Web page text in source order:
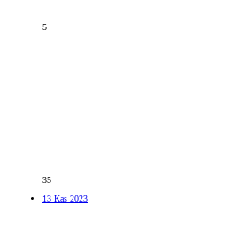
5
35
13 Kas 2023